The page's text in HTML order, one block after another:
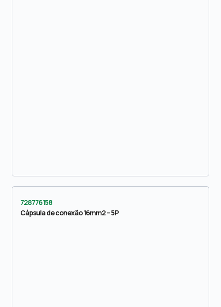
728776158
Cápsula de conexão 16mm2 – 5P